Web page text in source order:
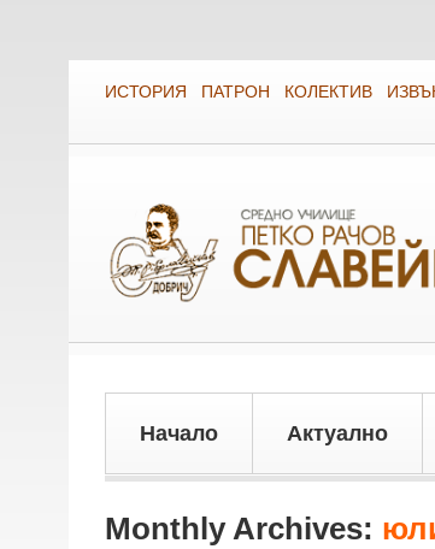
ИСТОРИЯ ПАТРОН КОЛЕКТИВ
Начало Актуално
Monthly Archives: